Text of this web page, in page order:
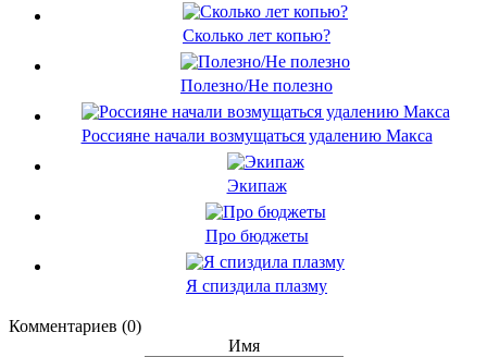
Сколько лет копью?
Полезно/Не полезно
Россияне начали возмущаться удалению Макса
Экипаж
Про бюджеты
Я спиздила плазму
Комментариев (0)
Имя